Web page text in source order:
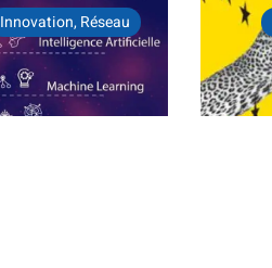
Innovation,Réseau